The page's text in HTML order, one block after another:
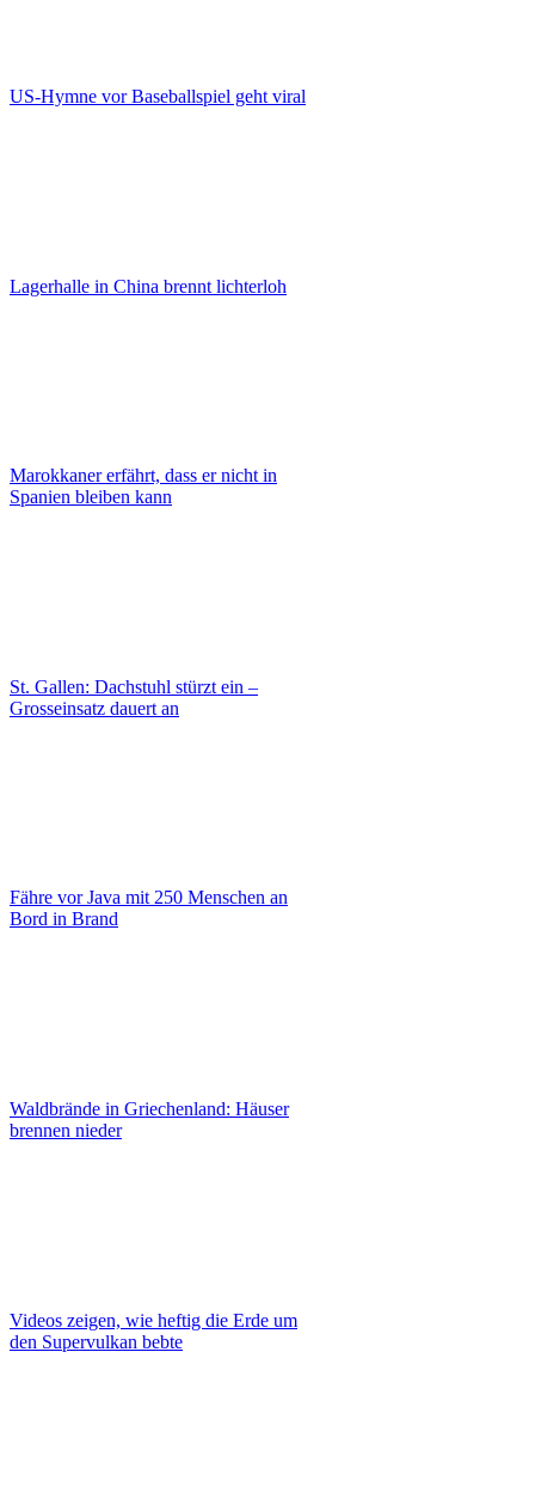
US-Hymne vor Baseballspiel geht viral
Lagerhalle in China brennt lichterloh
Marokkaner erfährt, dass er nicht in
Spanien bleiben kann
St. Gallen: Dachstuhl stürzt ein –
Grosseinsatz dauert an
Fähre vor Java mit 250 Menschen an
Bord in Brand
Waldbrände in Griechenland: Häuser
brennen nieder
Videos zeigen, wie heftig die Erde um
den Supervulkan bebte